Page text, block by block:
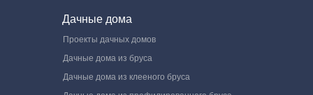
Дачные дома
Проекты дачных домов
Дачные дома из бруса
Дачные дома из клееного бруса